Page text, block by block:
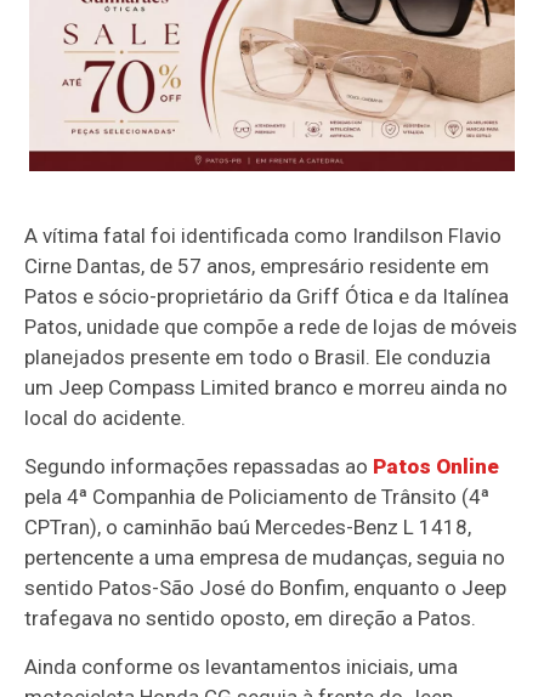
A vítima fatal foi identificada como Irandilson Flavio
Cirne Dantas, de 57 anos, empresário residente em
Patos e sócio-proprietário da Griff Ótica e da Italínea
Patos, unidade que compõe a rede de lojas de móveis
planejados presente em todo o Brasil. Ele conduzia
um Jeep Compass Limited branco e morreu ainda no
local do acidente.
Segundo informações repassadas ao Patos Online
pela 4ª Companhia de Policiamento de Trânsito (4ª
CPTran), o caminhão baú Mercedes-Benz L 1418,
pertencente a uma empresa de mudanças, seguia no
sentido Patos-São José do Bonfim, enquanto o Jeep
trafegava no sentido oposto, em direção a Patos.
Ainda conforme os levantamentos iniciais, uma